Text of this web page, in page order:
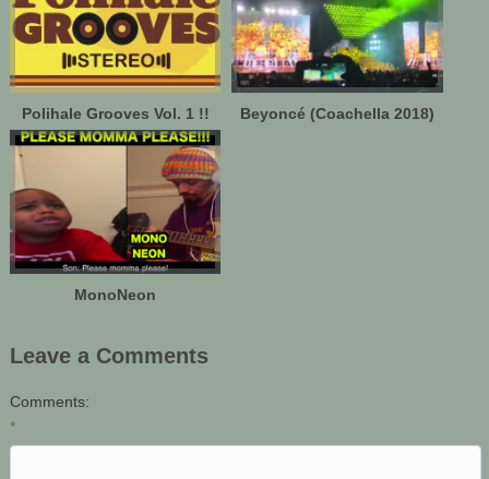
Polihale Grooves Vol. 1 !! Beyoncé (Coachella 2018)
MonoNeon
Leave a Comments
Comments:
*